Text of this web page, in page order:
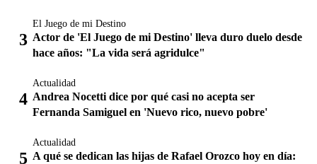
El Juego de mi Destino
Actor de 'El Juego de mi Destino' lleva duro duelo desde
hace años: "La vida será agridulce"
Actualidad
Andrea Nocetti dice por qué casi no acepta ser
Fernanda Samiguel en 'Nuevo rico, nuevo pobre'
Actualidad
A qué se dedican las hijas de Rafael Orozco hoy en día: